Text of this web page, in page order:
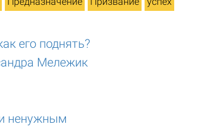
его поднять?
Мележик
ненужным